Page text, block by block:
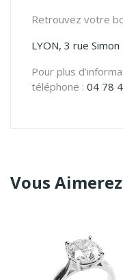
Retrouvez votre
LYON, 3 rue
Pour plus
téléphone : 04 78
Vous